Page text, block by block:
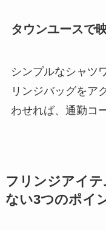
タウンユースで
シンプルなシャツ
リンジバッグをア
わせれば、通勤コ
フリンジアイ
ない3つのポイ